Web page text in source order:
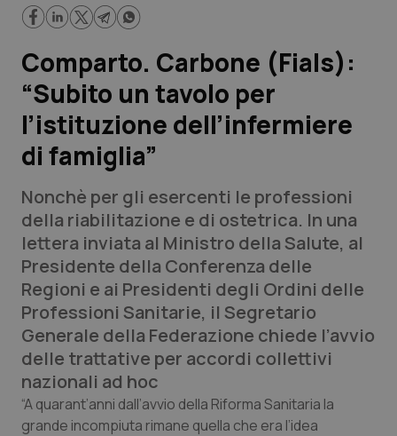
Lavoro e Professioni
Scienza e Farmaci
Studi e Analisi
Lettere al direttore
Edizioni Regionali
QS Pro
Professionisti Sanitari.AI
Abruzzo
Basilicata
QS Pro Gold
Artrite & artrosi
QS Club Newsletter
Comparto. Carbone (Fials):
“Subito un tavolo per
l’istituzione dell’infermiere
di famiglia”
Nonchè per gli esercenti le professioni
della riabilitazione e di ostetrica. In una
lettera inviata al Ministro della Salute, al
Presidente della Conferenza delle
Regioni e ai Presidenti degli Ordini delle
Professioni Sanitarie, il Segretario
Generale della Federazione chiede l’avvio
delle trattative per accordi collettivi
nazionali ad hoc
“A quarant’anni dall’avvio della Riforma Sanitaria la
grande incompiuta rimane quella che era l’idea